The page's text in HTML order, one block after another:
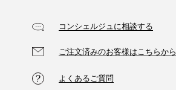
コンシェルジュに相談する
ご注文済みのお客様はこちらから
よくあるご質問